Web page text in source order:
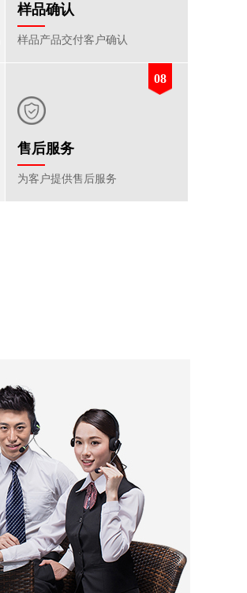
样品确认
样品产品交付客户确认
售后服务
为客户提供售后服务
08